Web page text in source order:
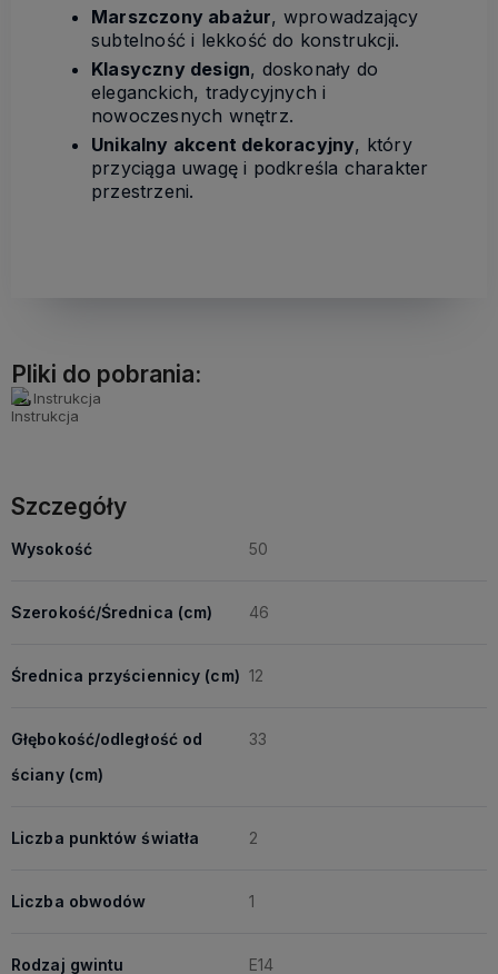
Marszczony abażur, wprowadzający
subtelność i lekkość do konstrukcji.
Klasyczny design, doskonały do
eleganckich, tradycyjnych i
nowoczesnych wnętrz.
Unikalny akcent dekoracyjny, który
przyciąga uwagę i podkreśla charakter
przestrzeni.
Pliki do pobrania:
Instrukcja
Szczegóły
Wysokość 50
Szerokość/Średnica (cm) 46
Średnica przyściennicy (cm) 12
Głębokość/odległość od
ściany (cm)
33
Liczba punktów światła 2
Liczba obwodów 1
Rodzaj gwintu E14